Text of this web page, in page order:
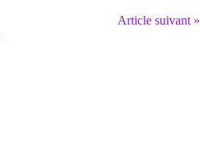
Article suivant »